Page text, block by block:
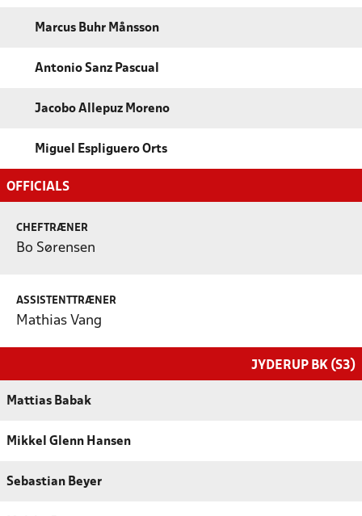
Marcus Buhr Månsson
Antonio Sanz Pascual
Jacobo Allepuz Moreno
Miguel Espliguero Orts
OFFICIALS
CHEFTRÆNER
Bo Sørensen
ASSISTENTTRÆNER
Mathias Vang
JYDERUP BK (S3)
Mattias Babak
Mikkel Glenn Hansen
Sebastian Beyer